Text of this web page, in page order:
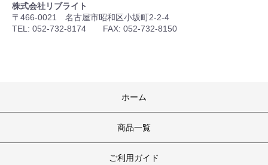
株式会社リブライト
〒466-0021 名古屋市昭和区小坂町2-2-4
TEL: 052-732-8174 FAX: 052-732-8150
ホーム
商品一覧
ご利用ガイド